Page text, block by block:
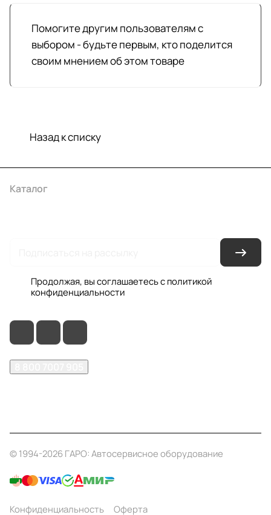
Помогите другим пользователям с
выбором - будьте первым, кто поделится
своим мнением об этом товаре
Назад к списку
Каталог
Продолжая, вы соглашаетесь с политикой
конфиденциальности
© 1994-2026 ГАРО: Автосервисное оборудование
Конфиденциальность Оферта